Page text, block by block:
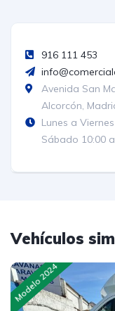
916 111 453
Avenida San
Alcorcón,
Lunes a
Sábado 10:00
Vehículos
Modelo 2024